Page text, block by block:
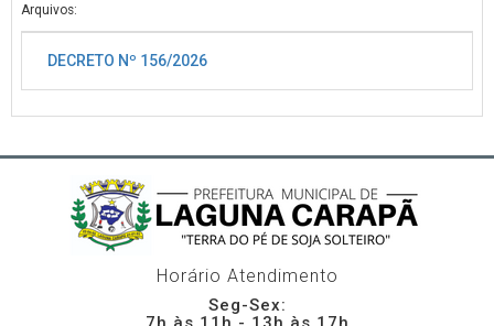
Arquivos:
DECRETO Nº 156/2026
Horário Atendimento
Seg-Sex: